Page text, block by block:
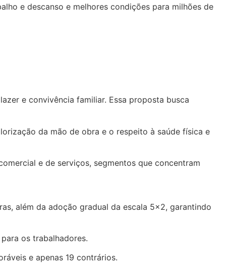
e descanso e melhores condições para milhões de
e convivência familiar. Essa proposta busca
da mão de obra e o respeito à saúde física e
e de serviços, segmentos que concentram
além da adoção gradual da escala 5×2, garantindo
os trabalhadores.
e apenas 19 contrários.